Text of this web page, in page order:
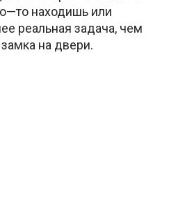
находишь или
реальная задача, чем
на двери.